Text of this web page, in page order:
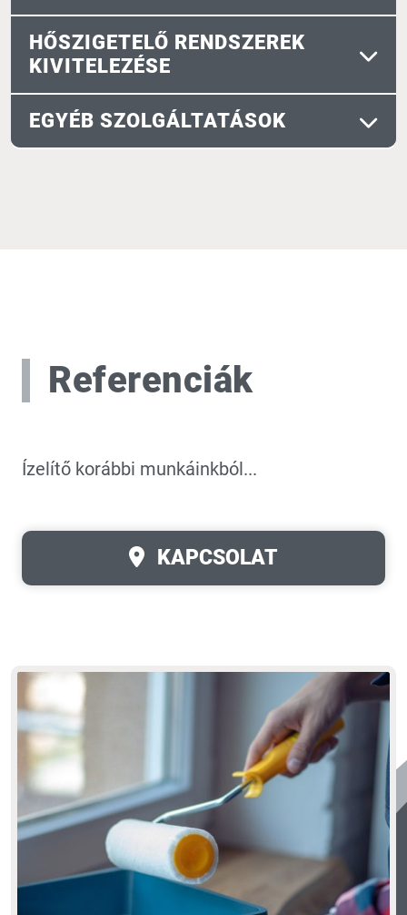
HŐSZIGETELŐ RENDSZEREK
KIVITELEZÉSE
EGYÉB SZOLGÁLTATÁSOK
Referenciák
Ízelítő korábbi munkáinkból...
KAPCSOLAT